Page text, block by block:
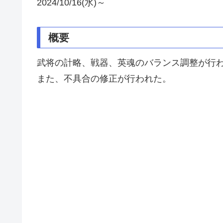
2024/10/16(水)～
概要
武将の計略、戦器、英魂のバランス調整が行
また、不具合の修正が行われた。